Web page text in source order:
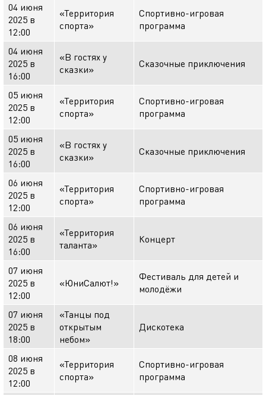
04 июня
2025 в
12:00
«Территория
спорта»
Спортивно-игровая
программа
04 июня
2025 в
16:00
«В гостях у
сказки»
Сказочные приключения
05 июня
2025 в
12:00
«Территория
спорта»
Спортивно-игровая
программа
05 июня
2025 в
16:00
«В гостях у
сказки»
Сказочные приключения
06 июня
2025 в
12:00
«Территория
спорта»
Спортивно-игровая
программа
06 июня
2025 в
16:00
«Территория
таланта»
Концерт
07 июня
2025 в
12:00
«ЮниСалют!»
Фестиваль для детей и
молодёжи
07 июня
2025 в
18:00
«Танцы под
открытым
небом»
Дискотека
08 июня
2025 в
12:00
«Территория
спорта»
Спортивно-игровая
программа